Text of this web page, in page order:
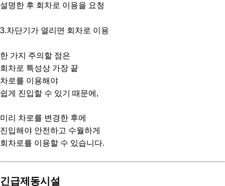
설명한 후 회차로 이용을 요청
3.차단기가 열리면 회차로 이용
한 가지 주의할 점은
회차로 특성상 가장 끝
차로를 이용해야
쉽게 진입할 수 있기 때문에,
미리 차로를 변경한 후에
진입해야 안전하고 수월하게
회차로를 이용할 수 있습니다.
긴급제동시설